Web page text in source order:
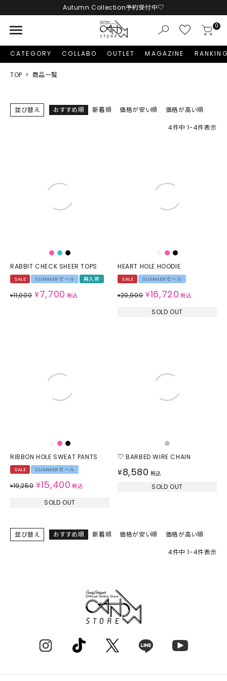
Autumn Collection予約受付中♡
menu 0
CATEGORY COLLABO OUTLET MAGAZINE
TOP 商品一覧
並び替え おすすめ順 新着順 価格が安い順 価格が高い順
4件中 1-4件表示
RABBIT CHECK SHEER TOPS
SALE SUMMERセール 再入荷
¥11,000 ¥7,700 税込
HEART HOLE HOODIE
SALE SUMMERセール
¥20,900 ¥16,720 税込
SOLD OUT
RIBBON HOLE SWEAT PANTS
SALE SUMMERセール
¥19,250 ¥15,400 税込
SOLD OUT
♡ BARBED WIRE CHAIN
¥8,580 税込
SOLD OUT
並び替え おすすめ順 新着順 価格が安い順 価格が高い順
4件中 1-4件表示